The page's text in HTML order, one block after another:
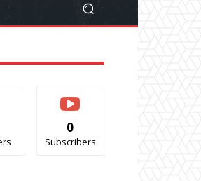
0
Subscribers